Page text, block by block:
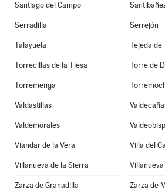
Santiago del Campo
Serradilla Serrejón
Talayuela Tejeda de
Torrecillas de la Tiesa Torre de
Torremenga
Valdastillas
Valdemorales
Viandar de la Vera Villa del
Villanueva de la Sierra
Zarza de Granadilla Zarza de